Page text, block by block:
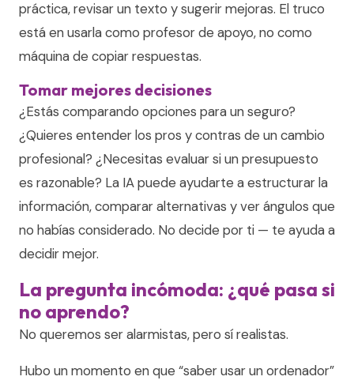
práctica, revisar un texto y sugerir mejoras. El truco
está en usarla como profesor de apoyo, no como
máquina de copiar respuestas.
Tomar mejores decisiones
¿Estás comparando opciones para un seguro?
¿Quieres entender los pros y contras de un cambio
profesional? ¿Necesitas evaluar si un presupuesto
es razonable? La IA puede ayudarte a estructurar la
información, comparar alternativas y ver ángulos que
no habías considerado. No decide por ti — te ayuda a
decidir mejor.
La pregunta incómoda: ¿qué pasa si
no aprendo?
No queremos ser alarmistas, pero sí realistas.
Hubo un momento en que “saber usar un ordenador”